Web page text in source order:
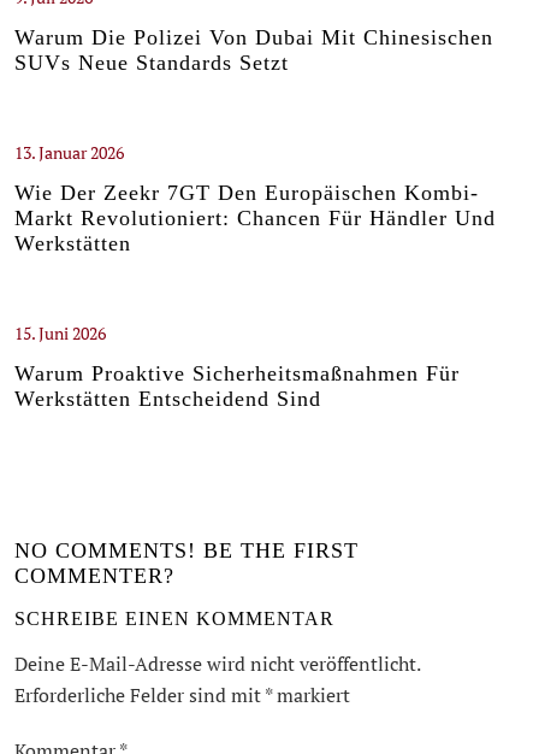
Warum Die Polizei Von Dubai Mit Chinesischen
SUVs Neue Standards Setzt
13. Januar 2026
Wie Der Zeekr 7GT Den Europäischen Kombi-
Markt Revolutioniert: Chancen Für Händler Und
Werkstätten
15. Juni 2026
Warum Proaktive Sicherheitsmaßnahmen Für
Werkstätten Entscheidend Sind
NO COMMENTS! BE THE FIRST
COMMENTER?
SCHREIBE EINEN KOMMENTAR
Deine E-Mail-Adresse wird nicht veröffentlicht.
Erforderliche Felder sind mit*markiert